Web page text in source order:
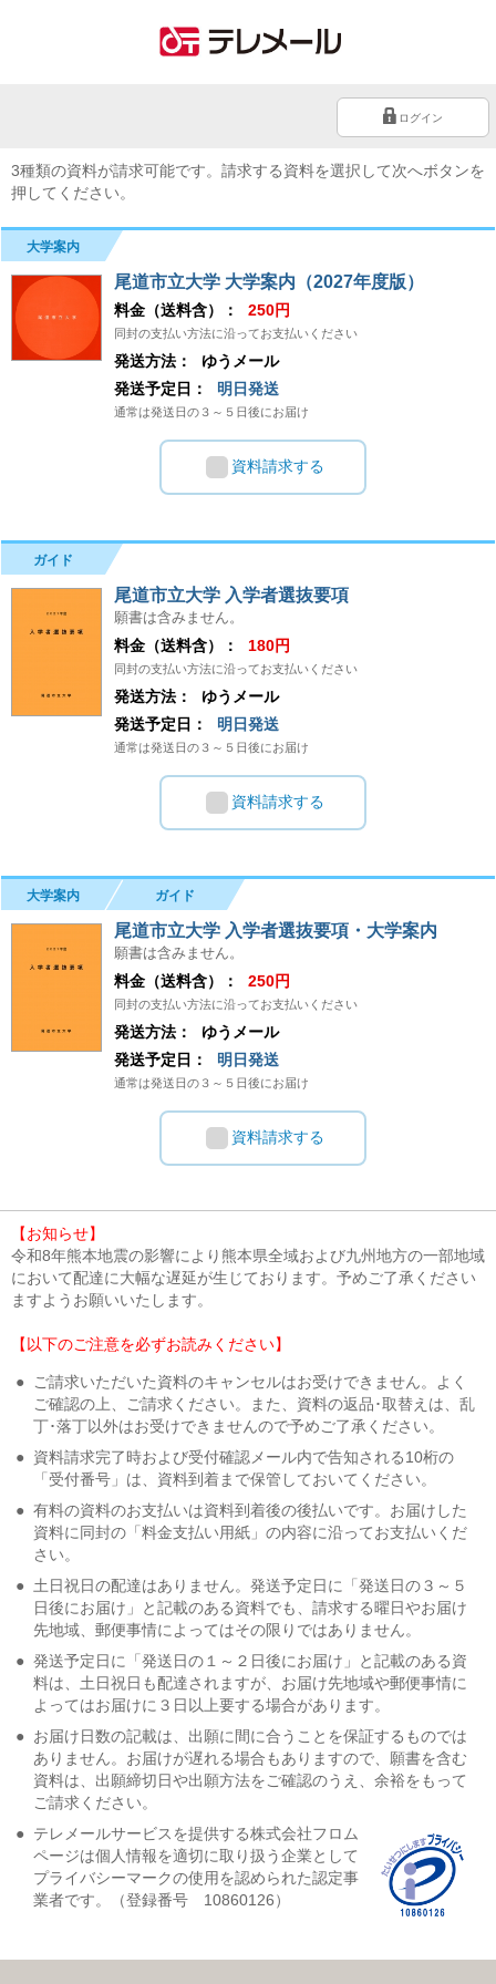
ログイン
3種類の資料が請求可能です。請求する資料を選択して次へボタンを
押してください。
大学案内
尾道市立大学 大学案内（2027年度版）
料金（送料含）： 250円
同封の支払い方法に沿ってお支払いください
発送方法：
ゆうメール
発送予定日：
明日発送
通常は発送日の３～５日後にお届け
資料請求する
ガイド
尾道市立大学 入学者選抜要項
願書は含みません。
料金（送料含）： 180円
同封の支払い方法に沿ってお支払いください
発送方法：
ゆうメール
発送予定日：
明日発送
通常は発送日の３～５日後にお届け
資料請求する
大学案内 ガイド
尾道市立大学 入学者選抜要項・大学案内
願書は含みません。
料金（送料含）： 250円
同封の支払い方法に沿ってお支払いください
発送方法：
ゆうメール
発送予定日：
明日発送
通常は発送日の３～５日後にお届け
資料請求する
【お知らせ】
令和8年熊本地震の影響により熊本県全域および九州地方の一部地域
において配達に大幅な遅延が生じております。予めご了承ください
ますようお願いいたします。
【以下のご注意を必ずお読みください】
●
ご請求いただいた資料のキャンセルはお受けできません。よく
ご確認の上、ご請求ください。また、資料の返品･取替えは、乱
丁･落丁以外はお受けできませんので予めご了承ください。
● 資料請求完了時および受付確認メール内で告知される10桁の
「受付番号」は、資料到着まで保管しておいてください。
● 有料の資料のお支払いは資料到着後の後払いです。お届けした
資料に同封の「料金支払い用紙」の内容に沿ってお支払いくだ
さい。
● 土日祝日の配達はありません。発送予定日に「発送日の３～５
日後にお届け」と記載のある資料でも、請求する曜日やお届け
先地域、郵便事情によってはその限りではありません。
● 発送予定日に「発送日の１～２日後にお届け」と記載のある資
料は、土日祝日も配達されますが、お届け先地域や郵便事情に
よってはお届けに３日以上要する場合があります。
● お届け日数の記載は、出願に間に合うことを保証するものでは
ありません。お届けが遅れる場合もありますので、願書を含む
資料は、出願締切日や出願方法をご確認のうえ、余裕をもって
ご請求ください。
● テレメールサービスを提供する株式会社フロム
ページは個人情報を適切に取り扱う企業として
プライバシーマークの使用を認められた認定事
業者です。（登録番号 10860126）